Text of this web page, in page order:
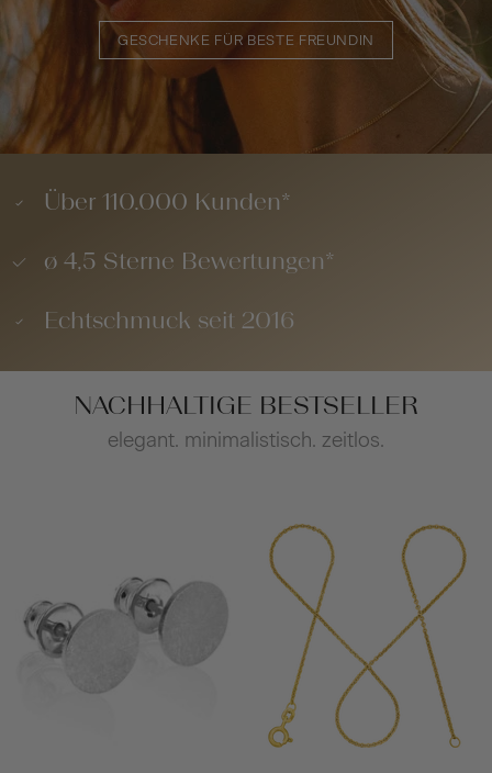
GESCHENKE FÜR BESTE FREUNDIN
Über 110.000 Kunden*
ø 4,5 Sterne Bewertungen*
Echtschmuck seit 2016
NACHHALTIGE BESTSELLER
elegant. minimalistisch. zeitlos.